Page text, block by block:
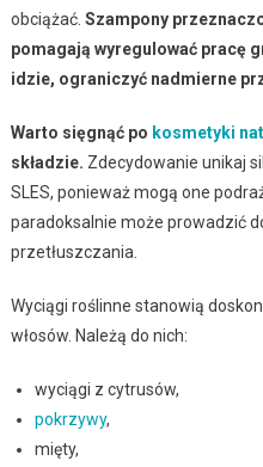
obciążać. Szampony
pomagają wyregulować pracę
idzie, ograniczyć nadmierne
Warto sięgnąć po kosmetyki
składzie. Zdecydowanie unikaj
SLES, ponieważ mogą one
paradoksalnie może prowadzić
przetłuszczania.
Wyciągi roślinne stanowią
włosów. Należą do nich:
wyciągi z cytrusów,
pokrzywy,
mięty,